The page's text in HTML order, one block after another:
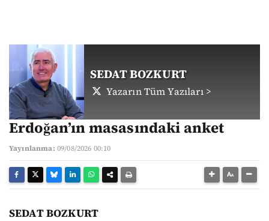
SEDAT BOZKURT
Yazarın Tüm Yazıları >
Erdoğan’ın masasındaki anket
Yayınlanma: 09/08/2026 00:10
SEDAT BOZKURT